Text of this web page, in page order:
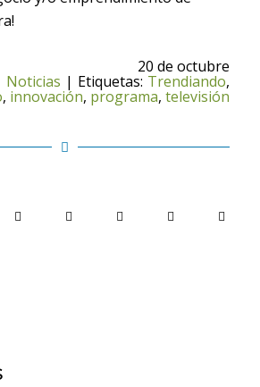
20 de octubre
Noticias | Etiquetas: Trendiando,
, innovación, programa,televisión